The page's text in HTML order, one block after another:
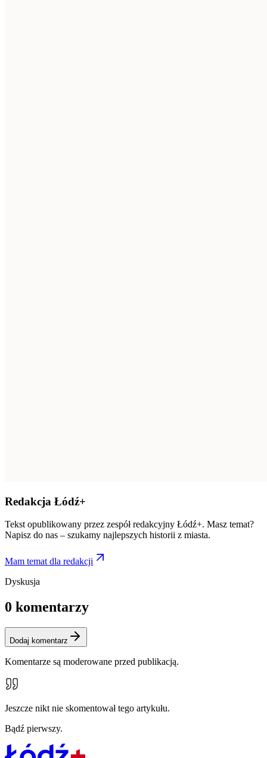
Redakcja Łódź+
Tekst opublikowany przez zespół redakcyjny Łódź+. Masz temat?
Napisz do nas – szukamy najlepszych historii z miasta.
Mam temat dla redakcji
Dyskusja
0 komentarzy
Dodaj komentarz
Komentarze są moderowane przed publikacją.
Jeszcze nikt nie skomentował tego artykułu.
Bądź pierwszy.